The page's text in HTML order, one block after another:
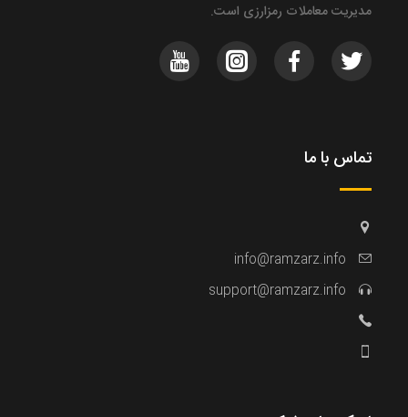
مدیریت معاملات رمزارزی است.
تماس با ما
info@ramzarz.info
support@ramzarz.info